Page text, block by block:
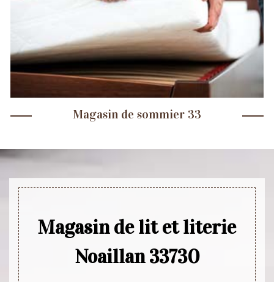
Magasin de sommier 33
Magasin de lit et literie
Noaillan 33730